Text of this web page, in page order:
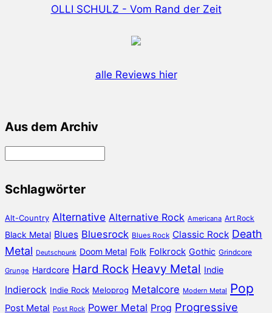
OLLI SCHULZ - Vom Rand der Zeit
alle Reviews hier
Aus dem Archiv
Archiv
Schlagwörter
Alt-Country Alternative Alternative Rock Americana Art Rock
Black Metal Blues Bluesrock Blues Rock Classic Rock Death
Metal Deutschpunk Doom Metal Folk Folkrock Gothic Grindcore
Grunge Hardcore Hard Rock Heavy Metal Indie
Indierock Indie Rock Meloprog Metalcore Modern Metal Pop
Post Metal Post Rock Power Metal Prog Progressive